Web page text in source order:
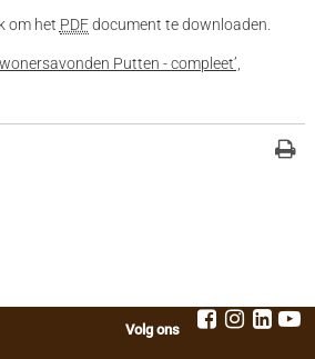
om het PDFdocument te downloaden.
Putten - compleet’,
Volg ons